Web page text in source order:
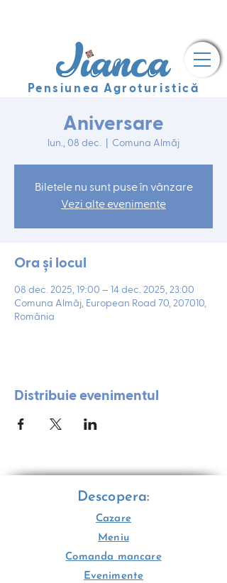
Pensiunea Agroturistică
Aniversare
lun., 08 dec. Comuna Almăj
Biletele nu sunt puse în vânzare
Vezi alte evenimente
Ora și locul
08 dec. 2025, 19:00 – 14 dec. 2025, 23:00
Comuna Almăj, European Road 70, 207010,
România
Distribuie evenimentul
Descopera:
Cazare
Meniu
Comanda mancare
Evenimente